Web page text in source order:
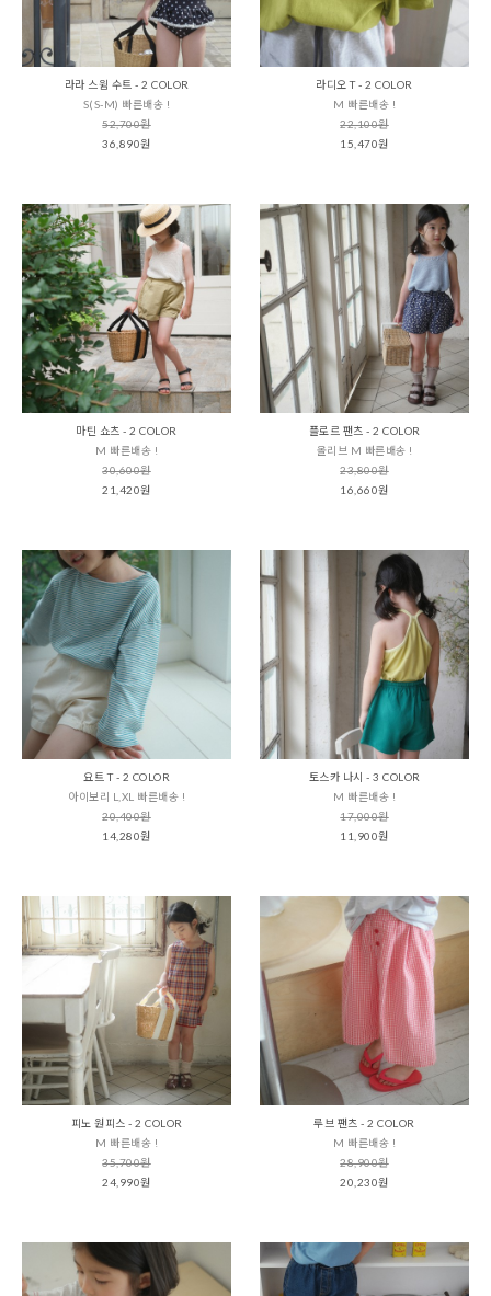
라라 스윔 수트 - 2 COLOR
S(S-M) 빠른배송 !
52,700원
36,890원
라디오 T - 2 COLOR
M 빠른배송 !
22,100원
15,470원
마틴 쇼츠 - 2 COLOR
M 빠른배송 !
30,600원
21,420원
플로르 팬츠 - 2 COLOR
올리브 M 빠른배송 !
23,800원
16,660원
요트 T - 2 COLOR
아이보리 L,XL 빠른배송 !
20,400원
14,280원
토스카 나시 - 3 COLOR
M 빠른배송 !
17,000원
11,900원
피노 원피스 - 2 COLOR
M 빠른배송 !
35,700원
24,990원
루브 팬츠 - 2 COLOR
M 빠른배송 !
28,900원
20,230원